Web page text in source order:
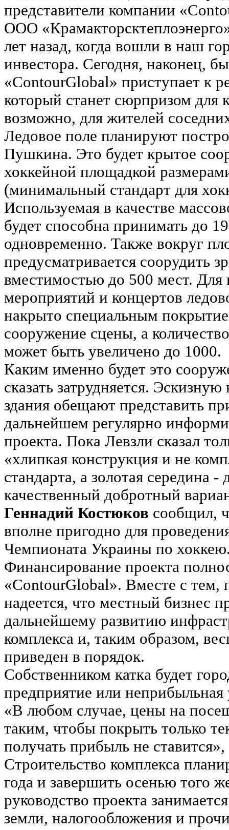
представители компании
ООО
лет назад, когда вошли в наш
инвестора. Сегодня, наконец,
«ContourGlobal» приступает к
который станет сюрпризом для
возможно, для жителей
Ледовое поле планируют
Пушкина. Это будет крытое
хоккейной площадкой
(минимальный стандарт для
Используемая в качестве
будет способна принимать до
одновременно. Также вокруг
предусматривается соорудить
вместимостью до 500 мест. Для
мероприятий и концертов
накрыто специальным
сооружение сцены, а
может быть увеличено до 1000.
Каким именно будет это
сказать затрудняется.
здания обещают представить
дальнейшем регулярно
проекта. Пока Левзли сказал
«хлипкая конструкция и не
стандарта, а золотая середина -
качественный добротный
Геннадий Костюков сообщил,
вполне пригодно для
Чемпионата Украины по
Финансирование проекта
«ContourGlobal». Вместе с тем,
надеется, что местный бизнес
дальнейшему развитию
комплекса и, таким образом,
приведен в порядок.
Собственником катка будет
предприятие или
«В любом случае, цены на
таким, чтобы покрыть только
получать прибыль не ставится»,
Строительство комплекса
года и завершить осенью того
руководство проекта
земли, налогообложения и